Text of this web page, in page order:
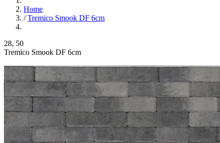
Home
/ Tremico Smook DF 6cm
28, 50
Tremico Smook DF 6cm